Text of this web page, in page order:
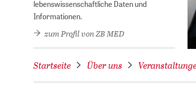
lebenswissenschaftliche Daten und
Informationen.
zum Profil von ZB MED
des Jahres 2026!
Startseite Über uns